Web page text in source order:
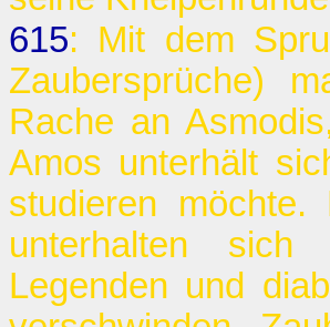
615: Mit dem
Zaubersprüche)
Rache an
Amos unterhält
studieren
unterhalten sich
Legenden und